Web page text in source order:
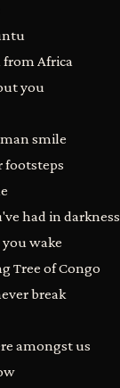
from Africa
you
smile
footsteps
had in darkness
wake
Tree of Congo
break
amongst us